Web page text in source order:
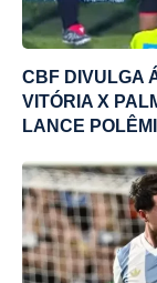
CBF DIVULGA
VITÓRIA X
LANCE